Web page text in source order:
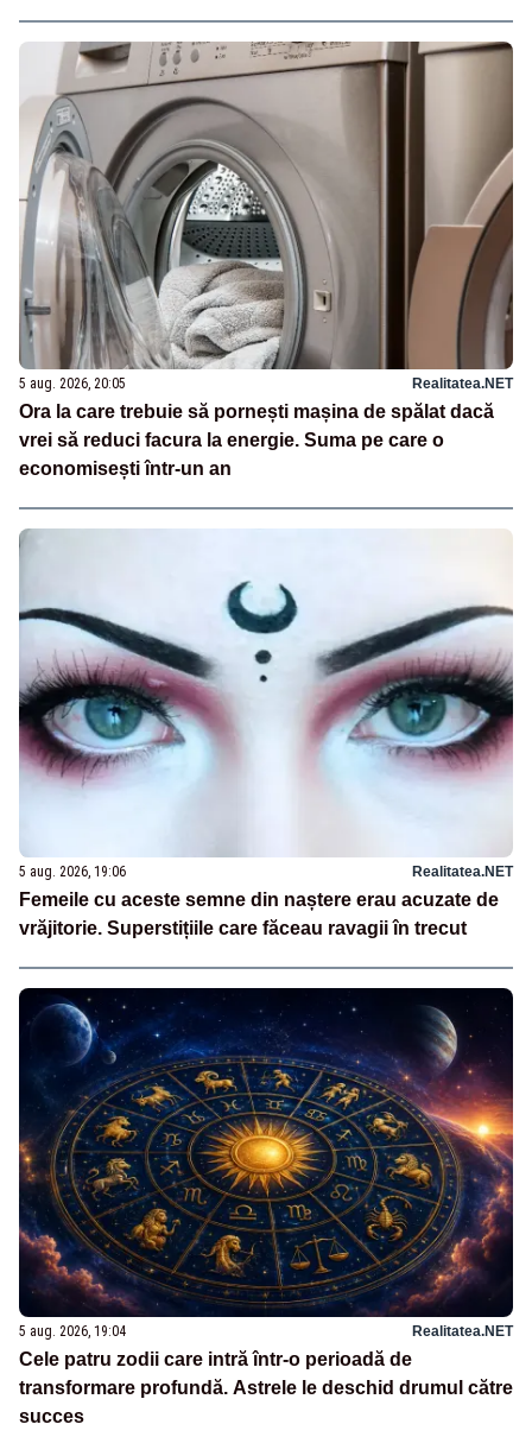
5 aug. 2026, 20:05 Realitatea.NET
Ora la care trebuie să pornești mașina de spălat dacă
vrei să reduci facura la energie. Suma pe care o
economisești într-un an
5 aug. 2026, 19:06 Realitatea.NET
Femeile cu aceste semne din naștere erau acuzate de
vrăjitorie. Superstițiile care făceau ravagii în trecut
5 aug. 2026, 19:04 Realitatea.NET
Cele patru zodii care intră într-o perioadă de
transformare profundă. Astrele le deschid drumul către
succes